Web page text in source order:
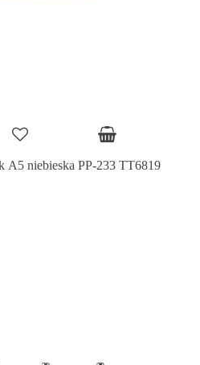
A5 niebieska PP-233 TT6819